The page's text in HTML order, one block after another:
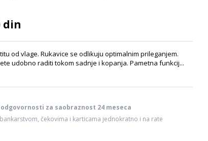
din
od vlage. Rukavice se odlikuju optimalnim prileganjem.
udobno raditi tokom sadnje i kopanja. Pametna funkcij...
za saobraznost 24 meseca
čekovima i karticama jednokratno i na rate